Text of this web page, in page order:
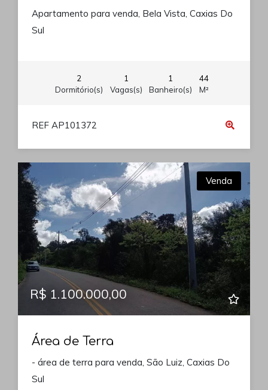
Apartamento para venda, Bela Vista, Caxias Do
Sul
2
Dormitório(s)
1
Vagas(s)
1
Banheiro(s)
44
M²
REF AP101372
Venda
R$ 1.100.000,00
Área de Terra
- área de terra para venda, São Luiz, Caxias Do
Sul